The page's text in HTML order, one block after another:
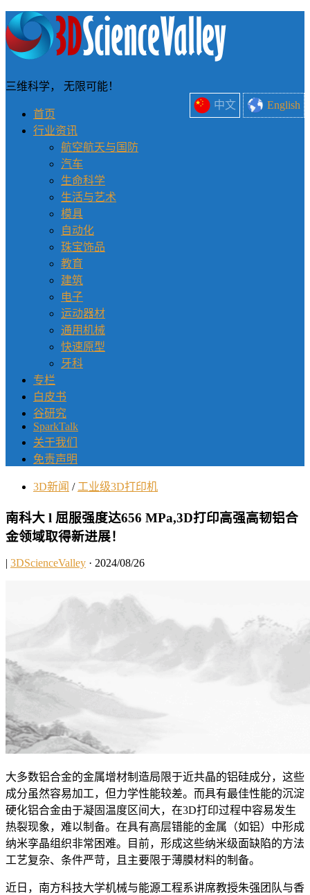
中文 English
三维科学， 无限可能！
首页
行业资讯
航空航天与国防
汽车
生命科学
生活与艺术
模具
自动化
珠宝饰品
教育
建筑
电子
运动器材
通用机械
快速原型
牙科
专栏
白皮书
谷研究
SparkTalk
关于我们
免责声明
3D新闻 / 工业级3D打印机
南科大 l 屈服强度达656 MPa,3D打印高强高韧铝合
金领域取得新进展！
| 3DScienceValley · 2024/08/26
大多数铝合金的金属增材制造局限于近共晶的铝硅成分，这些
成分虽然容易加工，但力学性能较差。而具有最佳性能的沉淀
硬化铝合金由于凝固温度区间大，在3D打印过程中容易发生
热裂现象，难以制备。在具有高层错能的金属（如铝）中形成
纳米孪晶组织非常困难。目前，形成这些纳米级面缺陷的方法
工艺复杂、条件严苛，且主要限于薄膜材料的制备。
近日，南方科技大学机械与能源工程系讲席教授朱强团队与香